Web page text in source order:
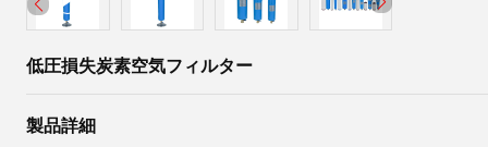
低圧損失炭素空気フィルター
製品詳細